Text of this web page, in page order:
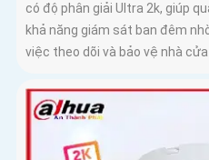
có độ phân giải Ultra 2k, giúp
khả năng giám sát ban đêm
việc theo dõi và bảo vệ nhà